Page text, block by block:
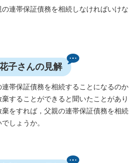
連帯保証債務を相続しなければいけな
子さんの見解
帯保証債務を相続することになるのか
することができると聞いたことがあり
をすれば，父親の連帯保証債務を相続
しょうか。